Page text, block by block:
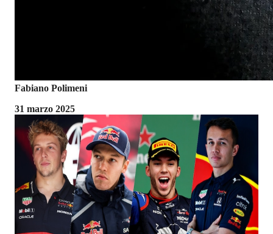
Fabiano Polimeni
31 marzo 2025